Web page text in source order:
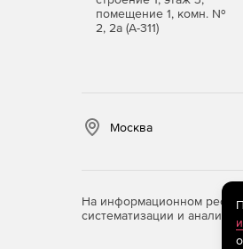
помещение 1, комн. №
2, 2а (А-311)
Москва
На информационном
систематизации и